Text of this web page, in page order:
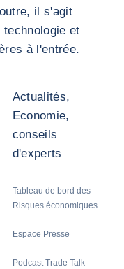
il s'agit
et
à l'entrée.
Actualités,
Economie,
conseils
d'experts
Tableau de bord des
Risques économiques
Espace Presse
Podcast Trade Talk